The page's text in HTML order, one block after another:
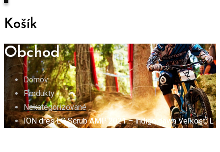
Košík
Obchod
Domov
Produkty
Nekategorizované
ION dres LS Scrub AMP 2021 – indigo dawn Veľkosť: L